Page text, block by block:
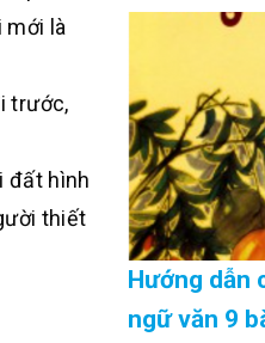
mới là
trước,
đất hình
thiết
08/2026
Hướng dẫn
ngữ văn 9